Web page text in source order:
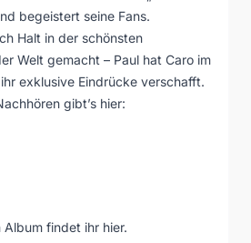
begeistert seine Fans.
Halt in der schönsten
Welt gemacht – Paul hat Caro im
exklusive Eindrücke verschafft.
gibt’s hier:
Album findet ihr hier.